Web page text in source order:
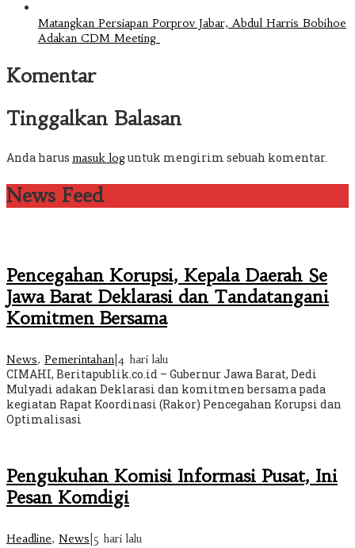
Matangkan Persiapan Porprov Jabar, Abdul Harris Bobihoe
Adakan CDM Meeting
Komentar
Tinggalkan Balasan
Anda harus masuk loguntuk mengirim sebuah komentar.
News Feed
Pencegahan Korupsi, Kepala Daerah Se
Jawa Barat Deklarasi dan Tandatangani
Komitmen Bersama
News, Pemerintahan 4 hari lalu
CIMAHI, Beritapublik.co.id – Gubernur Jawa Barat, Dedi
Mulyadi adakan Deklarasi dan komitmen bersama pada
kegiatan Rapat Koordinasi (Rakor) Pencegahan Korupsi dan
Optimalisasi
Pengukuhan Komisi Informasi Pusat, Ini
Pesan Komdigi
Headline, News 5 hari lalu